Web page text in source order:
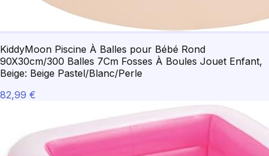
KiddyMoon Piscine À Balles pour Bébé Rond
90X30cm/300 Balles 7Cm Fosses À Boules Jouet Enfant,
Beige: Beige Pastel/Blanc/Perle
82,99 €